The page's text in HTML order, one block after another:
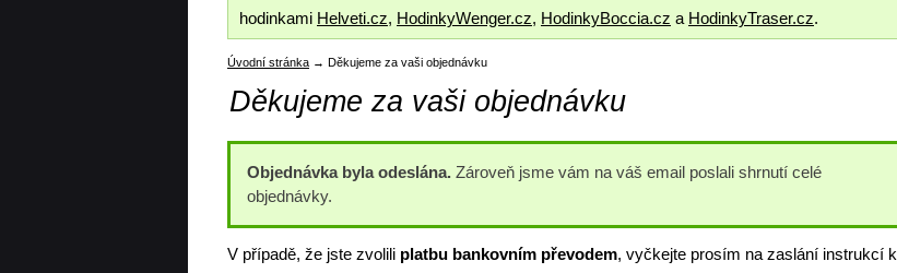
hodinkami Helveti.cz, HodinkyWenger.cz, HodinkyBoccia.cz a HodinkyTraser.cz.
Úvodní stránka → Děkujeme za vaši objednávku
Děkujeme za vaši objednávku
Objednávka byla odeslána. Zároveň jsme vám na váš email poslali shrnutí celé
objednávky.
V případě, že jste zvolili platbu bankovním převodem, vyčkejte prosím na zaslání instrukcí k